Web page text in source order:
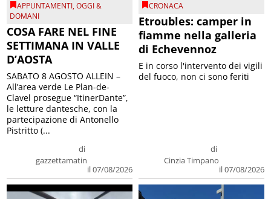
APPUNTAMENTI,OGGI &
DOMANI
COSA FARE NEL FINE
SETTIMANA IN VALLE
D’AOSTA
di
gazzettamatin
il 07/08/2026
SABATO 8 AGOSTO ALLEIN –
All’area verde Le Plan-de-
Clavel prosegue “ItinerDante”,
le letture dantesche, con la
partecipazione di Antonello
Pistritto (...
CRONACA
Etroubles: camper in
fiamme nella galleria
di Echevennoz
di
Cinzia Timpano
il 07/08/2026
E in corso l'intervento dei vigili
del fuoco, non ci sono feriti